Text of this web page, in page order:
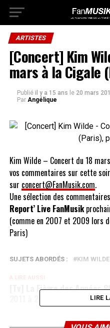
ARTISTES
[Concert] Kim
mars à la Cigale
Publié il y a 15 ans le 20 mars
Par Angélique
Kim Wilde – Concert du 18
vos commentaires sur cette
sur concert@FanMusik.com.
Une sélection des
Report’ Live FanMusik
(comme en 2007 et 2009 lors
Paris)
SUJETS ABORDÉS : KIM WILDE
A LIRE AUSSI
[Tv] La Fièvre des Années
Kim Wilde à La Cigale ce
LIRE